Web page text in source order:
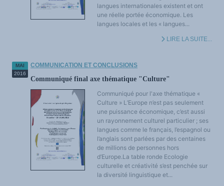
langues internationales existent et ont
une réelle portée économique. Les
langues locales et les « langues...
LIRE LA SUITE...
MAI
2016
COMMUNICATION ET CONCLUSIONS
Communiqué final axe thématique "Culture"
Communiqué pour l'axe thématique «
Culture » L’Europe n’est pas seulement
une puissance économique, c’est aussi
un rayonnement culturel particulier ; ses
langues comme le français, l’espagnol ou
l’anglais sont parlées par des centaines
de millions de personnes hors
d’Europe.La table ronde Ecologie
culturelle et créativité s’est penchée sur
la diversité linguistique et...